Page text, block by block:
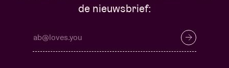
de nieuwsbrief: